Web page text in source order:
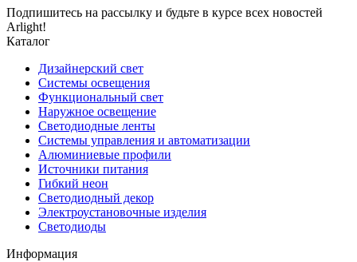
Подпишитесь на рассылку и будьте в курсе всех новостей
Arlight!
Каталог
Дизайнерский свет
Системы освещения
Функциональный свет
Наружное освещение
Светодиодные ленты
Системы управления и автоматизации
Алюминиевые профили
Источники питания
Гибкий неон
Светодиодный декор
Электроустановочные изделия
Светодиоды
Информация